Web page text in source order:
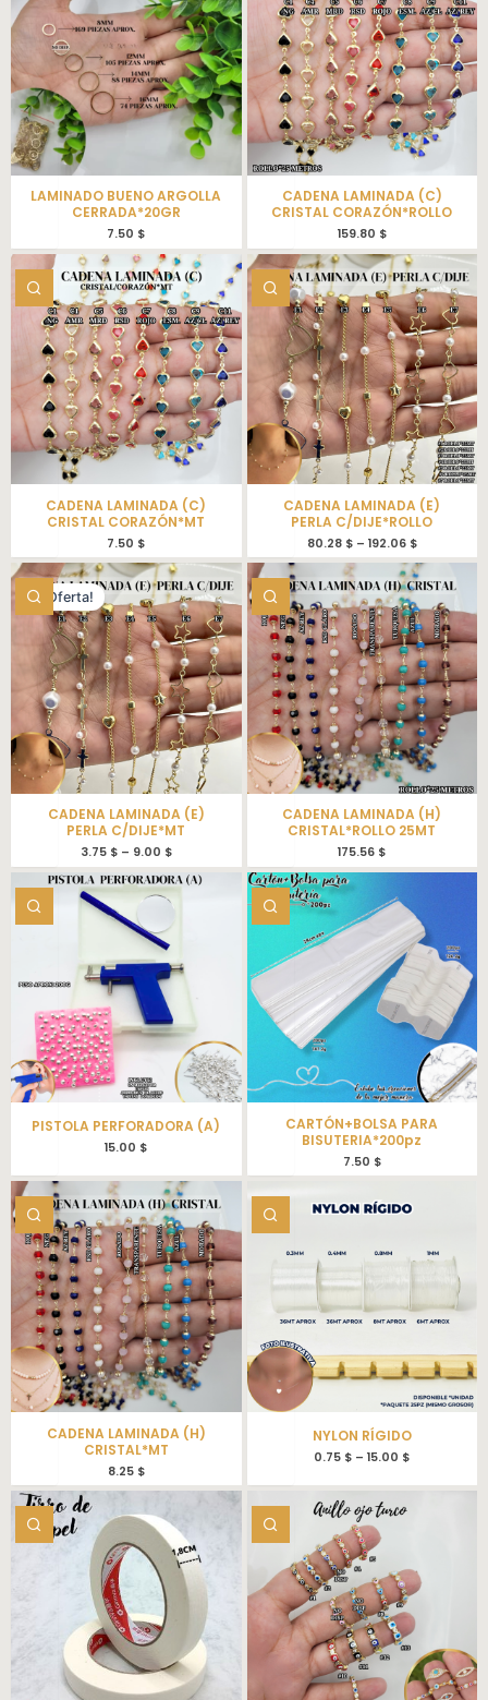
LAMINADO BUENO ARGOLLA
CERRADA*20GR
7.50 $
CADENA LAMINADA (C)
CRISTAL CORAZÓN*ROLLO
159.80 $
CADENA LAMINADA (C)
CRISTAL CORAZÓN*MT
7.50 $
CADENA LAMINADA (E)
PERLA C/DIJE*ROLLO
80.28 $– 192.06 $
¡Oferta!
CADENA LAMINADA (E)
PERLA C/DIJE*MT
3.75 $– 9.00 $
CADENA LAMINADA (H)
CRISTAL*ROLLO 25MT
175.56 $
PISTOLA PERFORADORA (A)
15.00 $
CARTÓN+BOLSA PARA
BISUTERIA*200pz
7.50 $
CADENA LAMINADA (H)
CRISTAL*MT
8.25 $
NYLON RÍGIDO
0.75 $ –15.00 $